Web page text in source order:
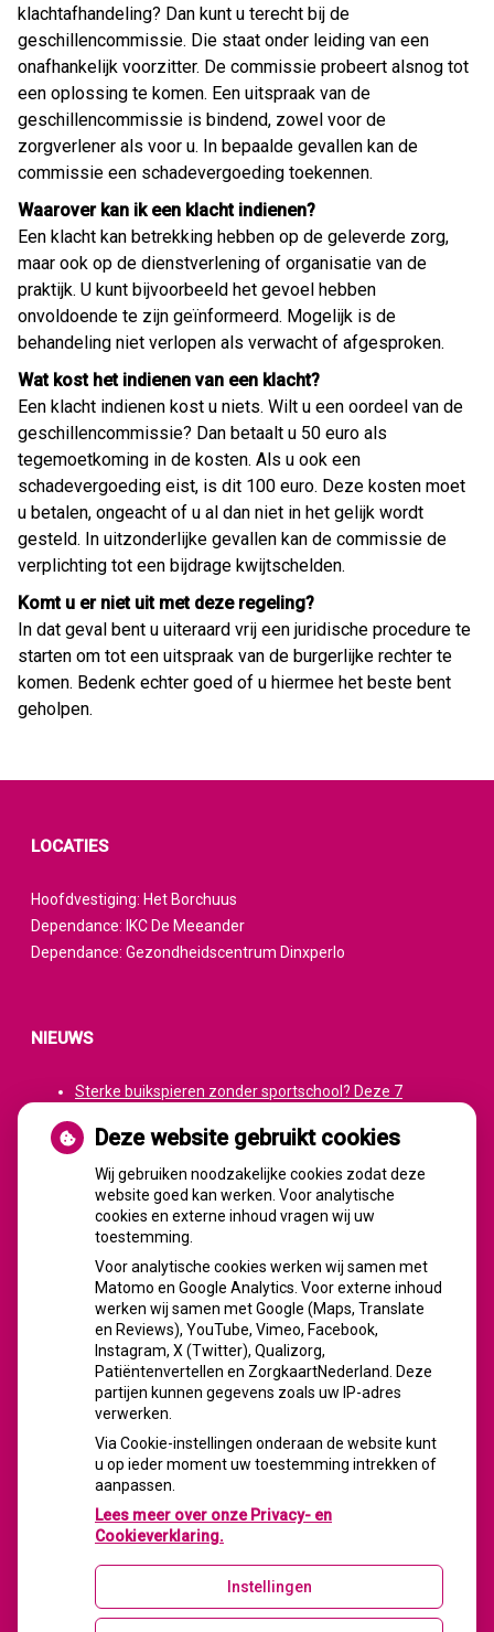
klachtafhandeling? Dan kunt u terecht bij de
geschillencommissie. Die staat onder leiding van een
onafhankelijk voorzitter. De commissie probeert alsnog tot
een oplossing te komen. Een uitspraak van de
geschillencommissie is bindend, zowel voor de
zorgverlener als voor u. In bepaalde gevallen kan de
commissie een schadevergoeding toekennen.
Waarover kan ik een klacht indienen?
Een klacht kan betrekking hebben op de geleverde zorg,
maar ook op de dienstverlening of organisatie van de
praktijk. U kunt bijvoorbeeld het gevoel hebben
onvoldoende te zijn geïnformeerd. Mogelijk is de
behandeling niet verlopen als verwacht of afgesproken.
Wat kost het indienen van een klacht?
Een klacht indienen kost u niets. Wilt u een oordeel van de
geschillencommissie? Dan betaalt u 50 euro als
tegemoetkoming in de kosten. Als u ook een
schadevergoeding eist, is dit 100 euro. Deze kosten moet
u betalen, ongeacht of u al dan niet in het gelijk wordt
gesteld. In uitzonderlijke gevallen kan de commissie de
verplichting tot een bijdrage kwijtschelden.
Komt u er niet uit met deze regeling?
In dat geval bent u uiteraard vrij een juridische procedure te
starten om tot een uitspraak van de burgerlijke rechter te
komen. Bedenk echter goed of u hiermee het beste bent
geholpen.
LOCATIES
Hoofdvestiging: Het Borchuus
Dependance: IKC De Meeander
Dependance: Gezondheidscentrum Dinxperlo
NIEUWS
Sterke buikspieren zonder sportschool? Deze 7
CZ vergoedt zorg van twee gespecialiseerde
revalidatieartsen niet meer
De sleutel tot blijvend afvallen? Dat doe je volgens
onderzoek veel effectiever samen
Spoedeisende hulp zag dit weekend meer mensen met
heup- en polsbreuken binnenkomen
Een recept voor een wandeling: waarom Erasmus MC
patiënten het park in stuurt
FACEBOOK
Deze website gebruikt cookies
Wij gebruiken noodzakelijke cookies zodat deze
website goed kan werken. Voor analytische
cookies en externe inhoud vragen wij uw
toestemming.
Voor analytische cookies werken wij samen met
Matomo en Google Analytics. Voor externe inhoud
werken wij samen met Google (Maps, Translate
en Reviews), YouTube, Vimeo, Facebook,
Instagram, X (Twitter), Qualizorg,
Patiëntenvertellen en ZorgkaartNederland. Deze
partijen kunnen gegevens zoals uw IP-adres
verwerken.
Via Cookie-instellingen onderaan de website kunt
u op ieder moment uw toestemming intrekken of
aanpassen.
Lees meer over onze Privacy- en
Cookieverklaring.
Instellingen